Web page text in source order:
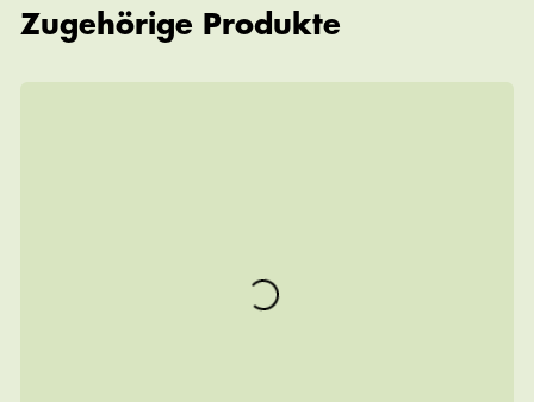
Zugehörige Produkte